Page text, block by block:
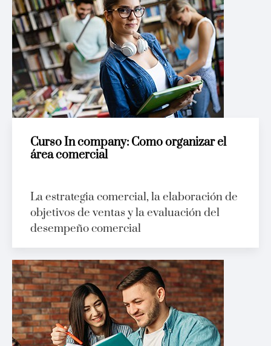
Curso In company: Como organizar el
área comercial
La estrategia comercial, la elaboración de
objetivos de ventas y la evaluación del
desempeño comercial